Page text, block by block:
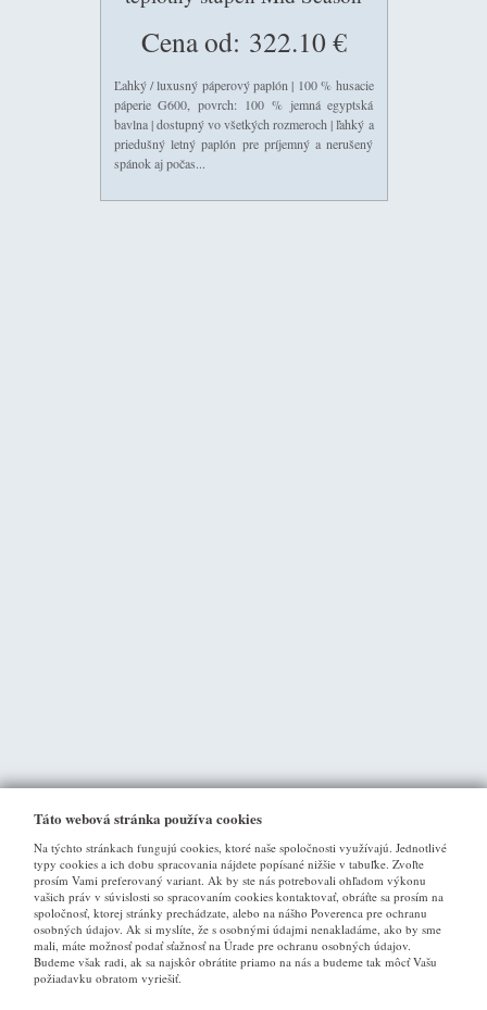
Cena od: 322.10 €
Ľahký / luxusný páperový paplón | 100 % husacie
páperie G600, povrch: 100 % jemná egyptská
bavlna | dostupný vo všetkých rozmeroch | ľahký a
priedušný letný paplón pre príjemný a nerušený
spánok aj počas...
VŠE O NÁKUPU
Táto webová stránka používa cookies
Na týchto stránkach fungujú cookies, ktoré naše spoločnosti využívajú. Jednotlivé
typy cookies a ich dobu spracovania nájdete popísané nižšie v tabuľke. Zvoľte
prosím Vami preferovaný variant. Ak by ste nás potrebovali ohľadom výkonu
vašich práv v súvislosti so spracovaním cookies kontaktovať, obráťte sa prosím na
spoločnosť, ktorej stránky prechádzate, alebo na nášho Poverenca pre ochranu
osobných údajov. Ak si myslíte, že s osobnými údajmi nenakladáme, ako by sme
mali, máte možnosť podať sťažnosť na Úrade pre ochranu osobných údajov.
Budeme však radi, ak sa najskôr obrátite priamo na nás a budeme tak môcť Vašu
požiadavku obratom vyriešiť.